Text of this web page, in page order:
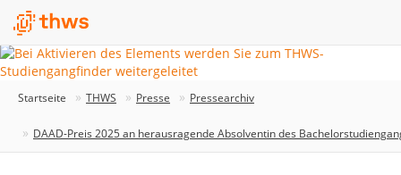
Startseite THWS Presse Pressearchiv
DAAD-Preis 2025 an herausragende Absolventin des